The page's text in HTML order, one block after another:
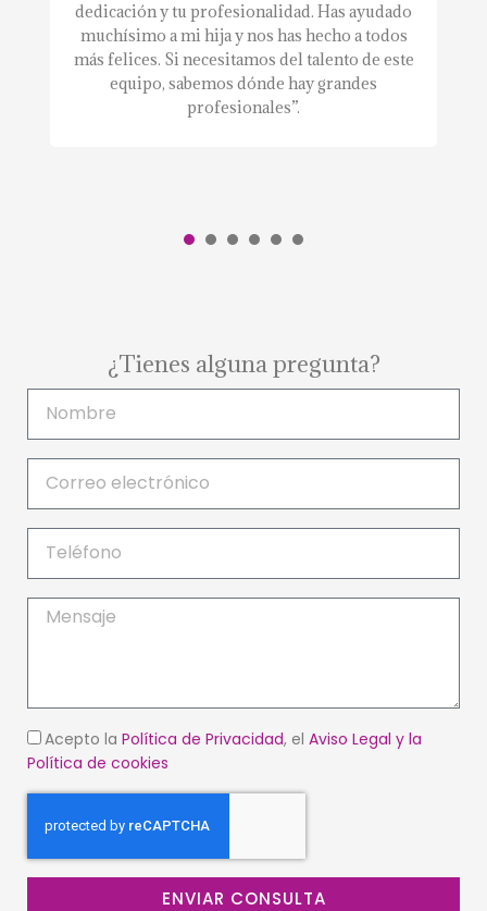
dedicación y tu profesionalidad. Has ayudado
muchísimo a mi hija y nos has hecho a todos
más felices. Si necesitamos del talento de este
equipo, sabemos dónde hay grandes
profesionales”.
¿Tienes alguna pregunta?
Acepto la Política de Privacidad, el Aviso Legal y la
Política de cookies
ENVIAR CONSULTA